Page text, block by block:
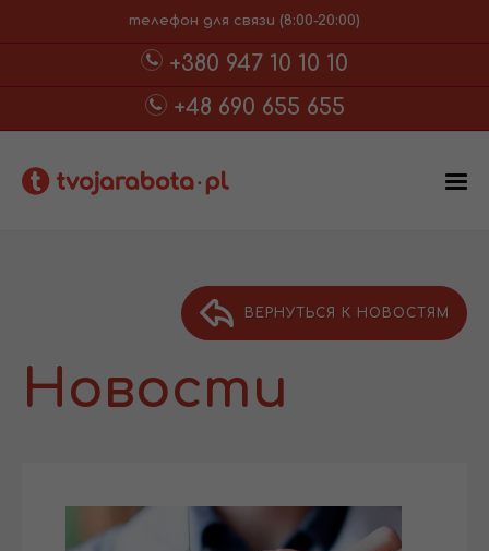
телефон для связи (8:00-20:00)
+380 947 10 10 10
+48 690 655 655
ВЕРНУТЬСЯ К НОВОСТЯМ
Новости